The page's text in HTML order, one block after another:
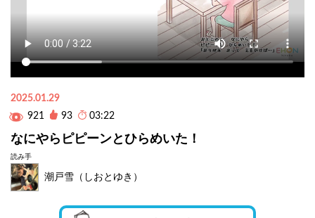
2025.01.29
921
93 03:22
なにやらピピーンとひらめいた！
読み手
潮戸雪（しおとゆき）